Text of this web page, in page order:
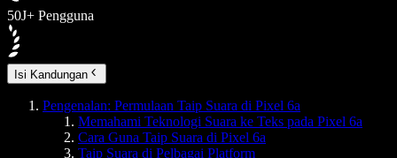
50J+ Pengguna
Isi Kandungan
Pengenalan: Permulaan Taip Suara di Pixel 6a
Memahami Teknologi Suara ke Teks pada Pixel 6a
Cara Guna Taip Suara di Pixel 6a
Taip Suara di Pelbagai Platform